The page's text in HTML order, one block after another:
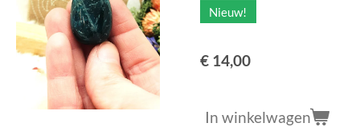
Nieuw!
€ 14,00
In winkelwagen